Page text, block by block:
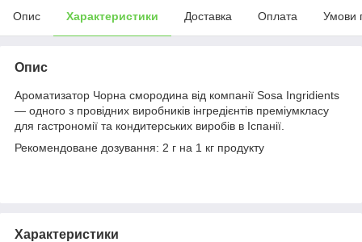
Опис Характеристики Доставка Оплата Умови
Опис
Ароматизатор Чорна смородина від компанії Sosa Ingridients
— одного з провідних виробників інгредієнтів преміумкласу
для гастрономії та кондитерських виробів в Іспанії.
Рекомендоване дозування: 2 г на 1 кг продукту
Характеристики